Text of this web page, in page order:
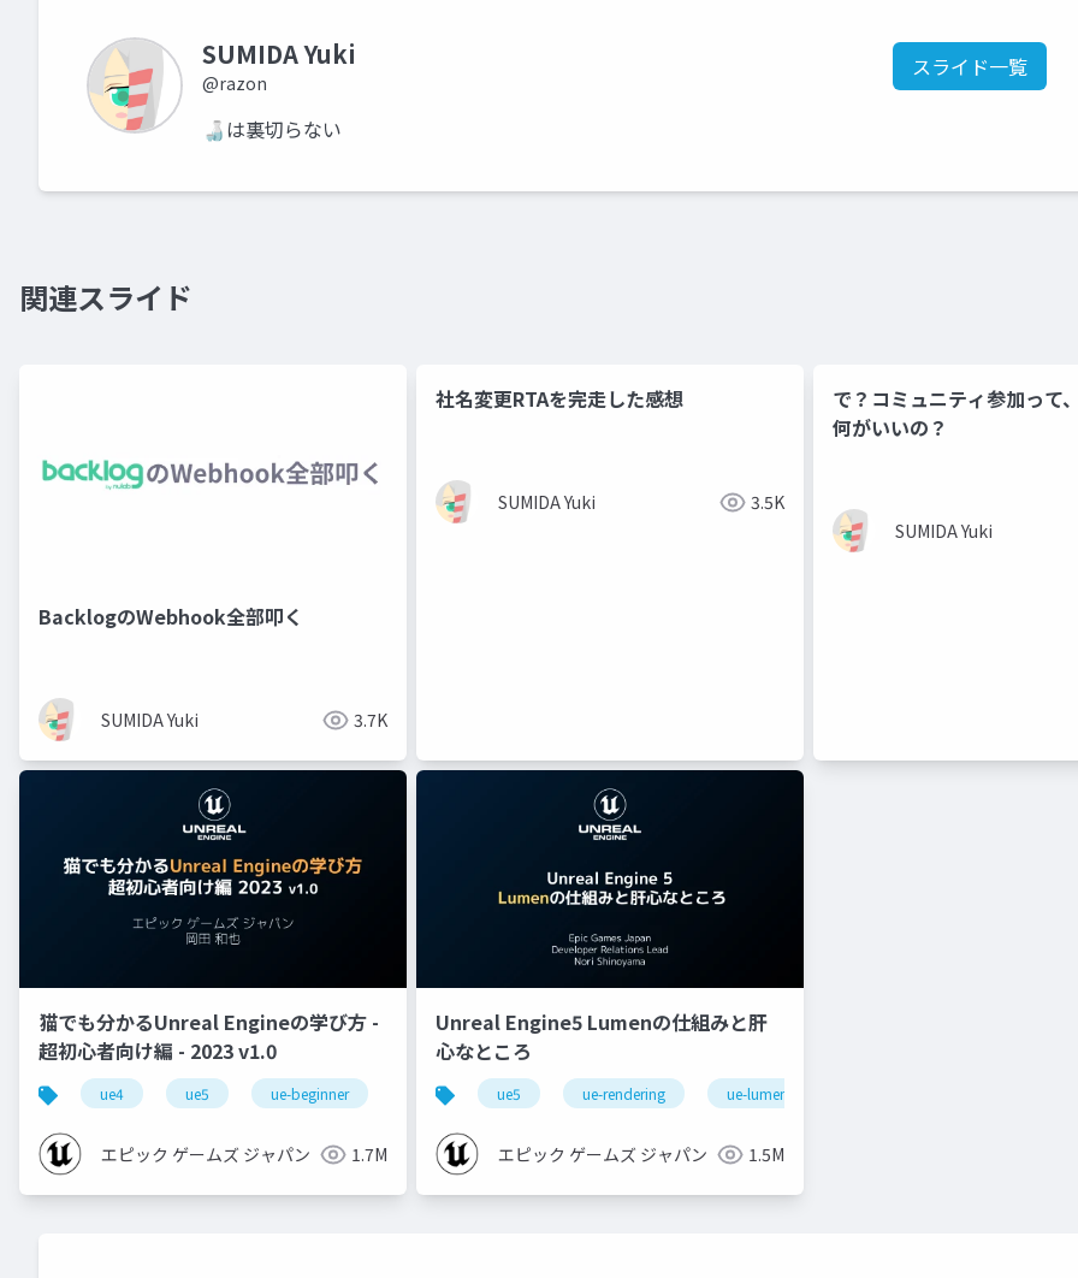
SUMIDA Yuki
@razon
スライド一覧
🍶は裏切らない
関連スライド
BacklogのWebhook全部叩く
SUMIDA Yuki 3.7K
社名変更RTAを完走した感想
SUMIDA Yuki 3.5K
で？コミュニティ参加って
何がいいの？
SUMIDA Yuki
猫でも分かるUnreal Engineの学び方 -
超初心者向け編 - 2023 v1.0
ue4 ue5 ue-beginner
エピック ゲームズ ジャパン 1.7M
Unreal Engine5 Lumenの仕組みと肝
心なところ
ue5 ue-rendering ue-lumen
エピック ゲームズ ジャパン 1.5M